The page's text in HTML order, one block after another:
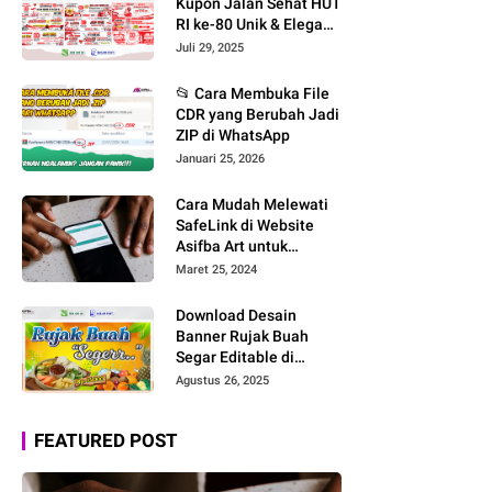
RI ke-80 Unik & Elegan
– Download File
Editable!
Juli 29, 2025
📂 Cara Membuka File
CDR yang Berubah Jadi
ZIP di WhatsApp
Januari 25, 2026
Cara Mudah Melewati
SafeLink di Website
Asifba Art untuk
Mengunduh File Desain
Maret 25, 2024
Download Desain
Banner Rujak Buah
Segar Editable di
CorelDRAW: Nuansa
Agustus 26, 2025
FEATURED POST